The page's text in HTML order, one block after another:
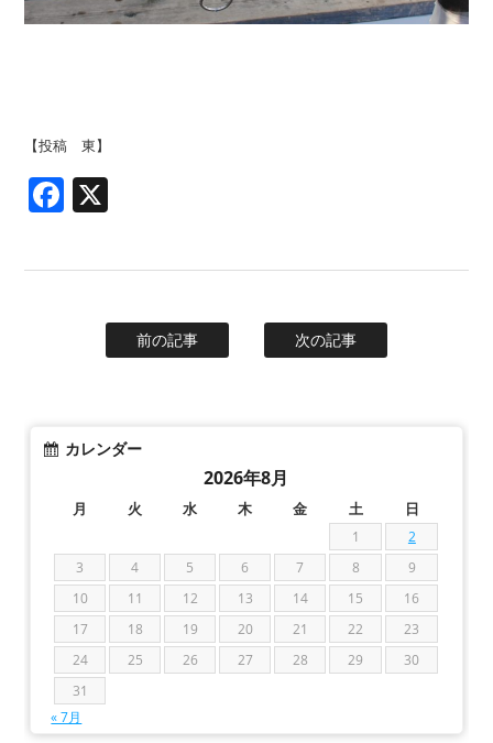
【投稿 東】
Facebook
前の記事 次の記事
カレンダー
2026年8月
月 火 水 木 金 土 日
1
2
3
4 5 6 7 8
9
10
11 12 13 14 15
16
17
18 19 20 21 22
23
24
25 26 27 28 29
30
31
« 7月